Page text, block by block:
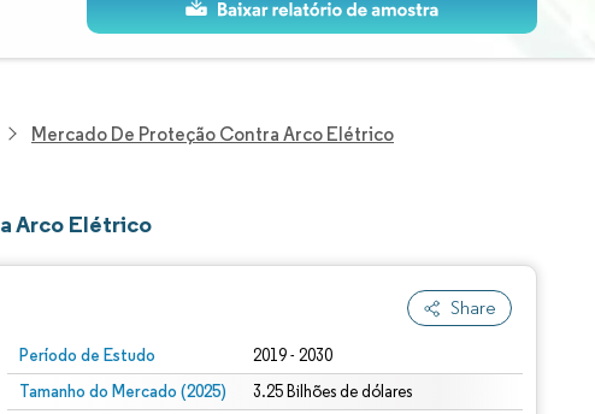
Mercado De Proteção Contra Arco Elétrico
Arco Elétrico
Share
Período de Estudo 2019 - 2030
Tamanho do Mercado (2025) 3.25 Bilhões de dólares